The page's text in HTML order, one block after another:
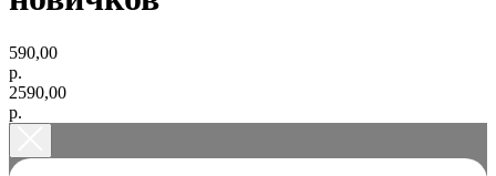
590,00
р.
2590,00
р.